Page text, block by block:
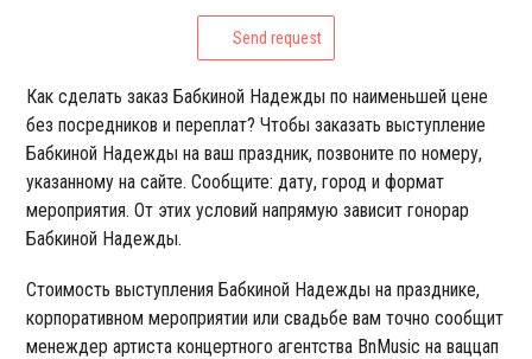
Send request
Как сделать заказ Бабкиной Надежды по наименьшей цене
без посредников и переплат? Чтобы заказать выступление
Бабкиной Надежды на ваш праздник, позвоните по номеру,
указанному на сайте. Сообщите: дату, город и формат
мероприятия. От этих условий напрямую зависит гонорар
Бабкиной Надежды.
Стоимость выступления Бабкиной Надежды на празднике,
корпоративном мероприятии или свадьбе вам точно сообщит
менеждер артиста концертного агентства BnMusic на ваццап